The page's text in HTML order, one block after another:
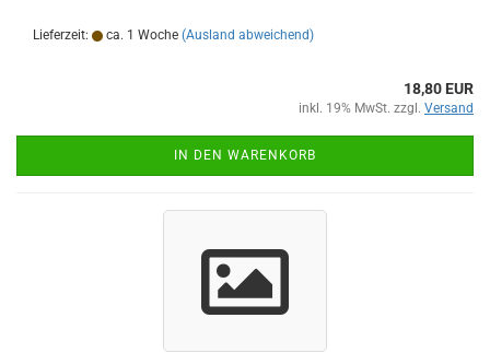
Lieferzeit: ca. 1 Woche (Ausland abweichend)
18,80 EUR
inkl. 19% MwSt. zzgl. Versand
IN DEN WARENKORB